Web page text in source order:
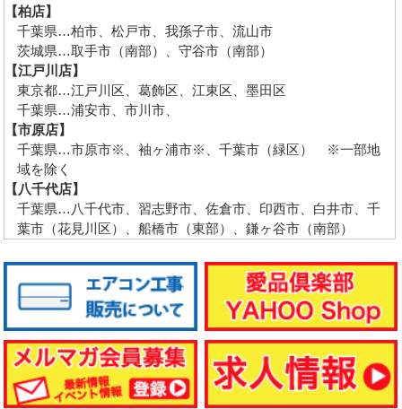
【柏店】
千葉県…柏市、松戸市、我孫子市、流山市
茨城県…取手市（南部）、守谷市（南部）
【江戸川店】
東京都…江戸川区、葛飾区、江東区、墨田区
千葉県…浦安市、市川市、
【市原店】
千葉県…市原市※、袖ヶ浦市※、千葉市（緑区） ※一部地
域を除く
【八千代店】
千葉県…八千代市、習志野市、佐倉市、印西市、白井市、千
葉市（花見川区）、船橋市（東部）、鎌ヶ谷市（南部）